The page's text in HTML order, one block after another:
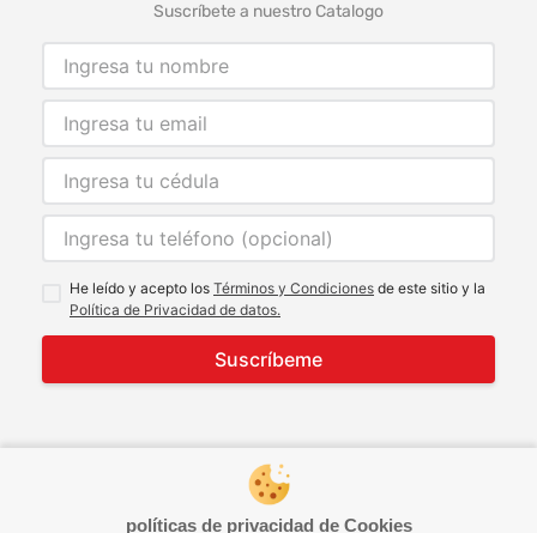
políticas de privacidad de Cookies
Suscríbete a nuestro Catalogo
He leído y acepto los Términos y Condiciones de este sitio y la
Política de Privacidad de datos.
Suscríbeme
© 2021 Todos los derechos reservados
developed by